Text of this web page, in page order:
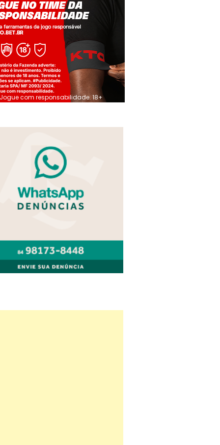
Jogue com responsabilidade. 18+